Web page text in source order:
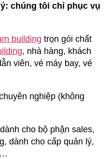
chúng tôi chỉ phục vụ
building trọn gói chất
, nhà hàng, khách
viên, vé máy bay, vé
nghiệp (không
cho bộ phận sales,
dành cho cấp quản lý,